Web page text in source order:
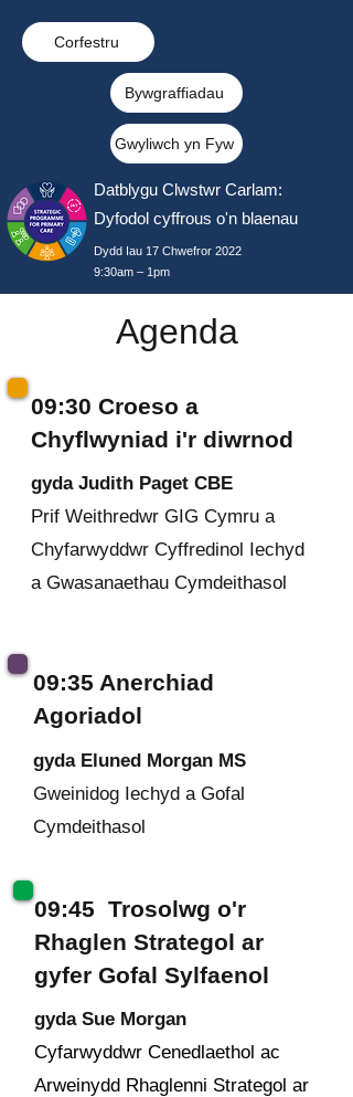
Corfestru
Bywgraffiadau
Gwyliwch yn Fyw
Datblygu Clwstwr Carlam:
Dyfodol cyffrous o'n blaenau
Dydd Iau 17 Chwefror 2022
9:30am – 1pm
Agenda
09:30 Croeso a
Chyflwyniad i'r diwrnod
gyda Judith Paget CBE
Prif Weithredwr GIG Cymru a
Chyfarwyddwr Cyffredinol Iechyd
a Gwasanaethau Cymdeithasol
09:35 Anerchiad
Agoriadol
gyda Eluned Morgan MS
Gweinidog Iechyd a Gofal
Cymdeithasol
09:45 Trosolwg o'r
Rhaglen Strategol ar
gyfer Gofal Sylfaenol
gyda Sue Morgan
Cyfarwyddwr Cenedlaethol ac
Arweinydd Rhaglenni Strategol ar